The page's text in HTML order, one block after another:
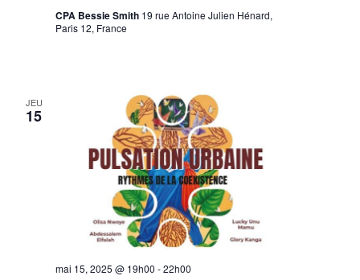
CPA Bessie Smith 19 rue Antoine Julien Hénard,
Paris 12, France
JEU
15
mai 15, 2025 @ 19h00 -22h00